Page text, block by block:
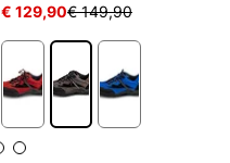
€ 129,90€ 149,90